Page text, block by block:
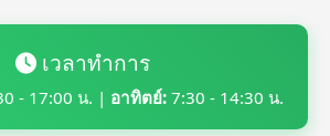
เวลาทำการ
- 17:00 น. | อาทิตย์: 7:30 - 14:30 น.